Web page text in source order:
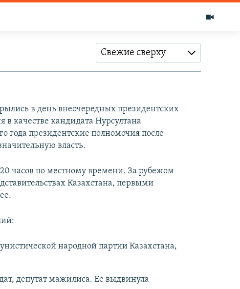
Свежие сверху
в день внеочередных президентских
в качестве кандидата Нурсултана
года президентские полномочия после
власть.
часов по местному времени. За рубежом
Казахстана, первыми
народной партии Казахстана,
депутат мажилиса. Ее выдвинула